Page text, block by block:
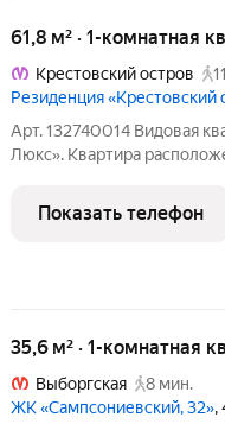
61,8 м² · 1-комнатная
Крестовский остров
Резиденция «Крестовский
Арт. 132740014 Видовая
Люкс». Квартира
кондиционирования,
амортизации.
Показать телефон
35,6 м² · 1-комнатная
Выборгская
8 мин.
ЖК «Сампсониевский, 32»,